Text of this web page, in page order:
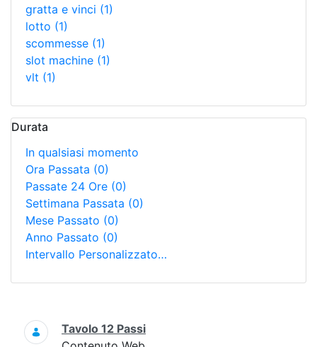
gratta e vinci (1)
lotto (1)
scommesse (1)
slot machine (1)
vlt (1)
Durata
In qualsiasi momento
Ora Passata (0)
Passate 24 Ore (0)
Settimana Passata (0)
Mese Passato (0)
Anno Passato (0)
Intervallo Personalizzato…
Ricerca
Tavolo 12 Passi